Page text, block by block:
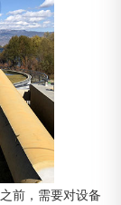
前，需要对设备